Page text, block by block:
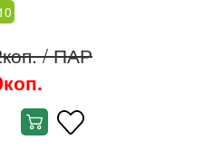
/ ПАР